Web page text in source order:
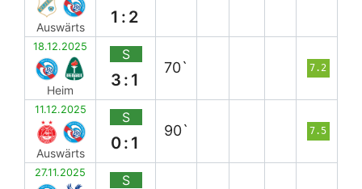
Auswärts
1:2
18.12.2025
Heim
S
3:1
70` 7.2
11.12.2025
Auswärts
S
0:1
90` 7.5
27.11.2025 S